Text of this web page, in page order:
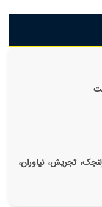
تجریش، نیاوران،